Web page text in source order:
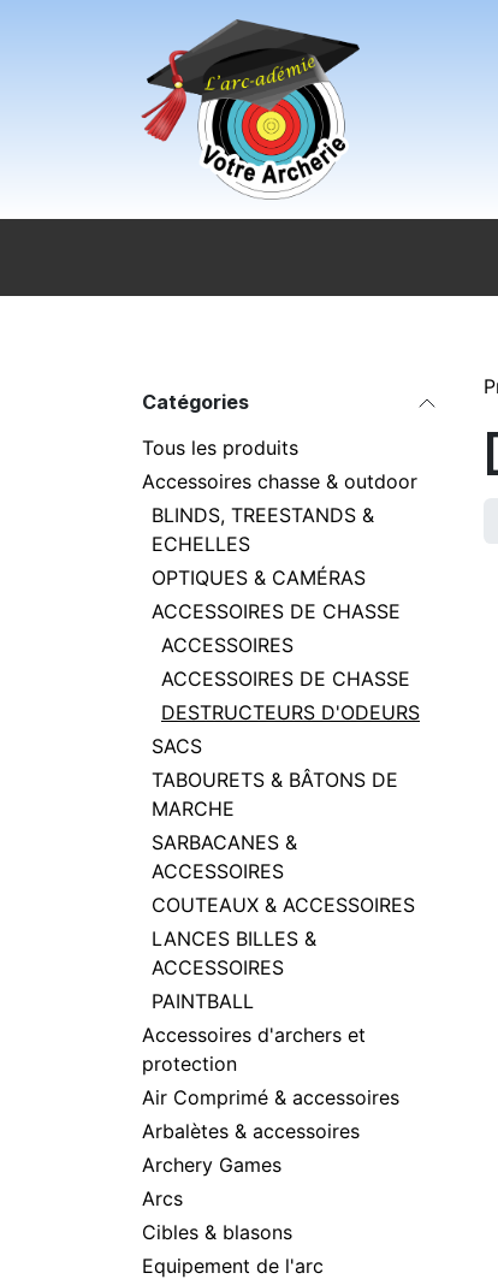
Catégories
Tous les produits
Accessoires chasse & outdoor
BLINDS, TREESTANDS &
ECHELLES
OPTIQUES & CAMÉRAS
ACCESSOIRES DE CHASSE
ACCESSOIRES
ACCESSOIRES DE CHASSE
DESTRUCTEURS D'ODEURS
SACS
TABOURETS & BÂTONS DE
MARCHE
SARBACANES &
ACCESSOIRES
COUTEAUX & ACCESSOIRES
LANCES BILLES &
ACCESSOIRES
PAINTBALL
Accessoires d'archers et
protection
Air Comprimé & accessoires
Arbalètes & accessoires
Archery Games
Arcs
Cibles & blasons
Equipement de l'arc